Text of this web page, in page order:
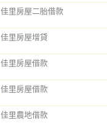
佳里房屋二胎借款
佳里房屋增貸
佳里房屋借款
佳里房屋借款
佳里農地借款